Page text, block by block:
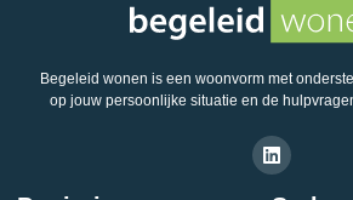
Begeleid wonen is een woonvorm met
op jouw persoonlijke situatie en de